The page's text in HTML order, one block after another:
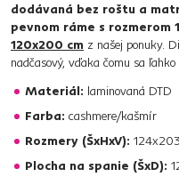
dodávaná bez roštu a
pevnom ráme s rozmerom
120x200 cm z našej ponuky.
nadčasový, vďaka čomu sa
Materiál: laminovaná DTD
Farba: cashmere/kašmír
Rozmery (ŠxHxV):
Plocha na spanie (ŠxD):